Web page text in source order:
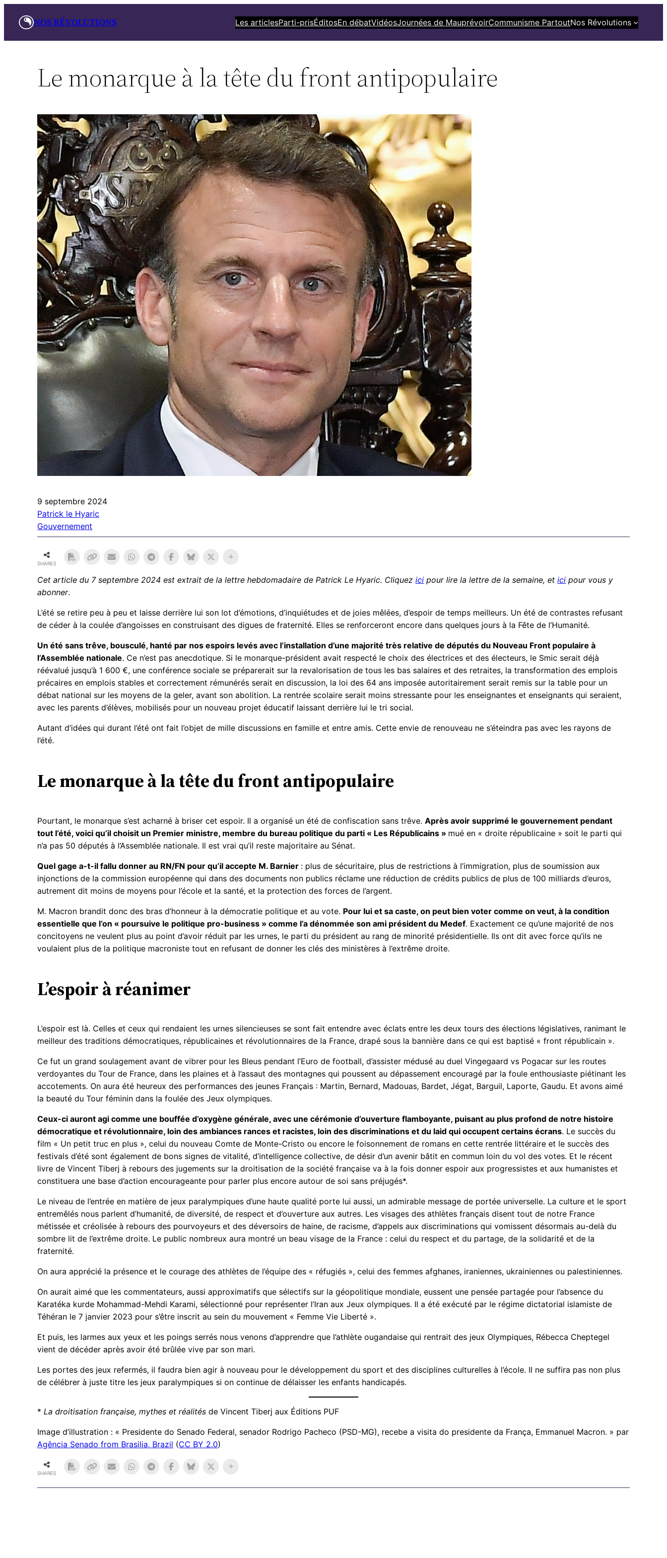
NOS RÉVOLUTIONS Les articlesParti-prisÉditosEn débatVidéosJournées de MauprévoirCommunisme PartoutNos Révolutions
Le monarque à la tête du front antipopulaire
9 septembre 2024
Patrick le Hyaric
Gouvernement
SHARES
Cet article du 7 septembre 2024 est extrait de la lettre hebdomadaire de Patrick Le Hyaric. Cliquezici pour lire la lettre de la semaine, etici pour vous y
abonner.
L’été se retire peu à peu et laisse derrière lui son lot d’émotions, d’inquiétudes et de joies mêlées, d’espoir de temps meilleurs. Un été de contrastes refusant
de céder à la coulée d’angoisses en construisant des digues de fraternité. Elles se renforceront encore dans quelques jours à la Fête de l’Humanité.
Un été sans trêve, bousculé, hanté par nos espoirs levés avec l’installation d’une majorité très relative de députés du Nouveau Front populaire à
l’Assemblée nationale. Ce n’est pas anecdotique. Si le monarque-président avait respecté le choix des électrices et des électeurs, le Smic serait déjà
réévalué jusqu’à 1 600 €, une conférence sociale se préparerait sur la revalorisation de tous les bas salaires et des retraites, la transformation des emplois
précaires en emplois stables et correctement rémunérés serait en discussion, la loi des 64 ans imposée autoritairement serait remis sur la table pour un
débat national sur les moyens de la geler, avant son abolition. La rentrée scolaire serait moins stressante pour les enseignantes et enseignants qui seraient,
avec les parents d’élèves, mobilisés pour un nouveau projet éducatif laissant derrière lui le tri social.
Autant d’idées qui durant l’été ont fait l’objet de mille discussions en famille et entre amis. Cette envie de renouveau ne s’éteindra pas avec les rayons de
l’été.
Le monarque à la tête du front antipopulaire
Pourtant, le monarque s’est acharné à briser cet espoir. Il a organisé un été de confiscation sans trêve.Après avoir supprimé le gouvernement pendant
tout l’été, voici qu’il choisit un Premier ministre, membre du bureau politique du parti « Les Républicains » mué en « droite républicaine » soit le parti qui
n’a pas 50 députés à l’Assemblée nationale. Il est vrai qu’il reste majoritaire au Sénat.
Quel gage a-t-il fallu donner au RN/FN pour qu’il accepte M. Barnier : plus de sécuritaire, plus de restrictions à l’immigration, plus de soumission aux
injonctions de la commission européenne qui dans des documents non publics réclame une réduction de crédits publics de plus de 100 milliards d’euros,
autrement dit moins de moyens pour l’école et la santé, et la protection des forces de l’argent.
M. Macron brandit donc des bras d’honneur à la démocratie politique et au vote. Pour lui et sa caste, on peut bien voter comme on veut, à la condition
essentielle que l’on « poursuive le politique pro-business » comme l’a dénommée son ami président du Medef. Exactement ce qu’une majorité de nos
concitoyens ne veulent plus au point d’avoir réduit par les urnes, le parti du président au rang de minorité présidentielle. Ils ont dit avec force qu’ils ne
voulaient plus de la politique macroniste tout en refusant de donner les clés des ministères à l’extrême droite.
L’espoir à réanimer
L’espoir est là. Celles et ceux qui rendaient les urnes silencieuses se sont fait entendre avec éclats entre les deux tours des élections législatives, ranimant le
meilleur des traditions démocratiques, républicaines et révolutionnaires de la France, drapé sous la bannière dans ce qui est baptisé « front républicain ».
Ce fut un grand soulagement avant de vibrer pour les Bleus pendant l’Euro de football, d’assister médusé au duel Vingegaard vs Pogacar sur les routes
verdoyantes du Tour de France, dans les plaines et à l’assaut des montagnes qui poussent au dépassement encouragé par la foule enthousiaste piétinant les
accotements. On aura été heureux des performances des jeunes Français : Martin, Bernard, Madouas, Bardet, Jégat, Barguil, Laporte, Gaudu. Et avons aimé
la beauté du Tour féminin dans la foulée des Jeux olympiques.
Ceux-ci auront agi comme une bouffée d’oxygène générale, avec une cérémonie d’ouverture flamboyante, puisant au plus profond de notre histoire
démocratique et révolutionnaire, loin des ambiances rances et racistes, loin des discriminations et du laid qui occupent certains écrans. Le succès du
film « Un petit truc en plus », celui du nouveau Comte de Monte-Cristo ou encore le foisonnement de romans en cette rentrée littéraire et le succès des
festivals d’été sont également de bons signes de vitalité, d’intelligence collective, de désir d’un avenir bâtit en commun loin du vol des votes. Et le récent
livre de Vincent Tiberj à rebours des jugements sur la droitisation de la société française va à la fois donner espoir aux progressistes et aux humanistes et
constituera une base d’action encourageante pour parler plus encore autour de soi sans préjugés*.
Le niveau de l’entrée en matière de jeux paralympiques d’une haute qualité porte lui aussi, un admirable message de portée universelle. La culture et le sport
entremêlés nous parlent d’humanité, de diversité, de respect et d’ouverture aux autres. Les visages des athlètes français disent tout de notre France
métissée et créolisée à rebours des pourvoyeurs et des déversoirs de haine, de racisme, d’appels aux discriminations qui vomissent désormais au-delà du
sombre lit de l’extrême droite. Le public nombreux aura montré un beau visage de la France : celui du respect et du partage, de la solidarité et de la
fraternité.
On aura apprécié la présence et le courage des athlètes de l’équipe des « réfugiés », celui des femmes afghanes, iraniennes, ukrainiennes ou palestiniennes.
On aurait aimé que les commentateurs, aussi approximatifs que sélectifs sur la géopolitique mondiale, eussent une pensée partagée pour l’absence du
Karatéka kurde Mohammad-Mehdi Karami, sélectionné pour représenter l’Iran aux Jeux olympiques. Il a été exécuté par le régime dictatorial islamiste de
Téhéran le 7 janvier 2023 pour s’être inscrit au sein du mouvement « Femme Vie Liberté ».
Et puis, les larmes aux yeux et les poings serrés nous venons d’apprendre que l’athlète ougandaise qui rentrait des jeux Olympiques, Rébecca Cheptegel
vient de décéder après avoir été brûlée vive par son mari.
Les portes des jeux refermés, il faudra bien agir à nouveau pour le développement du sport et des disciplines culturelles à l’école. Il ne suffira pas non plus
de célébrer à juste titre les jeux paralympiques si on continue de délaisser les enfants handicapés.
*La droitisation française, mythes et réalitésde Vincent Tiberj aux Éditions PUF
Image d’illustration : « Presidente do Senado Federal, senador Rodrigo Pacheco (PSD-MG), recebe a visita do presidente da França, Emmanuel Macron. » par
Agência Senado from Brasilia, Brazil (CC BY 2.0)
SHARES